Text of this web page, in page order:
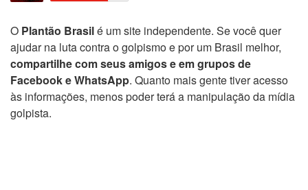
O Plantão Brasilé um site independente. Se você quer
ajudar na luta contra o golpismo e por um Brasil melhor,
compartilhe com seus amigos e em grupos de
Facebook e WhatsApp. Quanto mais gente tiver acesso
às informações, menos poder terá a manipulação da mídia
golpista.